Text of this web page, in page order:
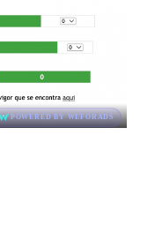
POWERED BY WEFORADS